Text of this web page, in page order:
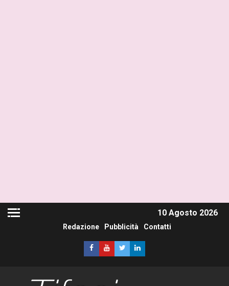
10 Agosto 2026
Redazione Pubblicità Contatti